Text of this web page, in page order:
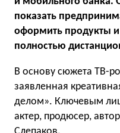
показать
оформить продукты
полностью
В основу сюжета ТВ-
заявленная
делом». Ключевым
актер, продюсер,